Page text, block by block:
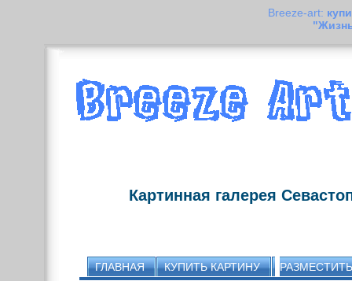
Breeze-art:
Картинная галерея
ГЛАВНАЯ КУПИТЬ КАРТИНУ